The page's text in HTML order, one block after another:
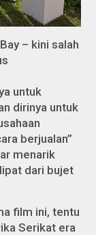
– kini salah
untuk
dirinya untuk
berjualan”
menarik
dari bujet
film ini, tentu
Serikat era